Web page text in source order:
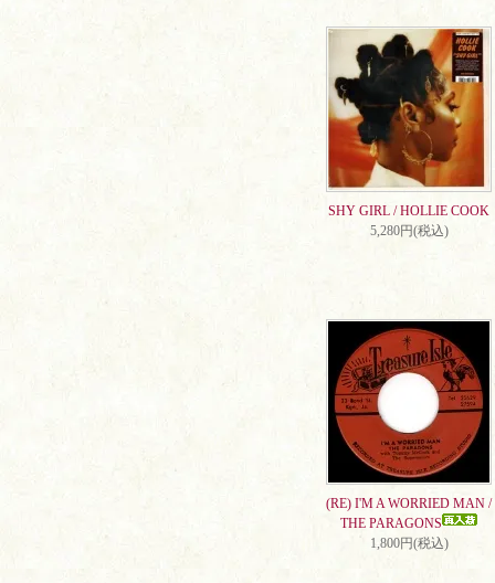
SHY GIRL / HOLLIE COOK
5,280円(税込)
(RE) I'M A WORRIED MAN /
THE PARAGONS
1,800円(税込)